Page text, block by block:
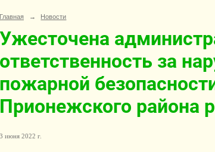
Главная → Новости
Ужесточена
ответственность за
пожарной
Прионежского района
3 июня 2022 г.